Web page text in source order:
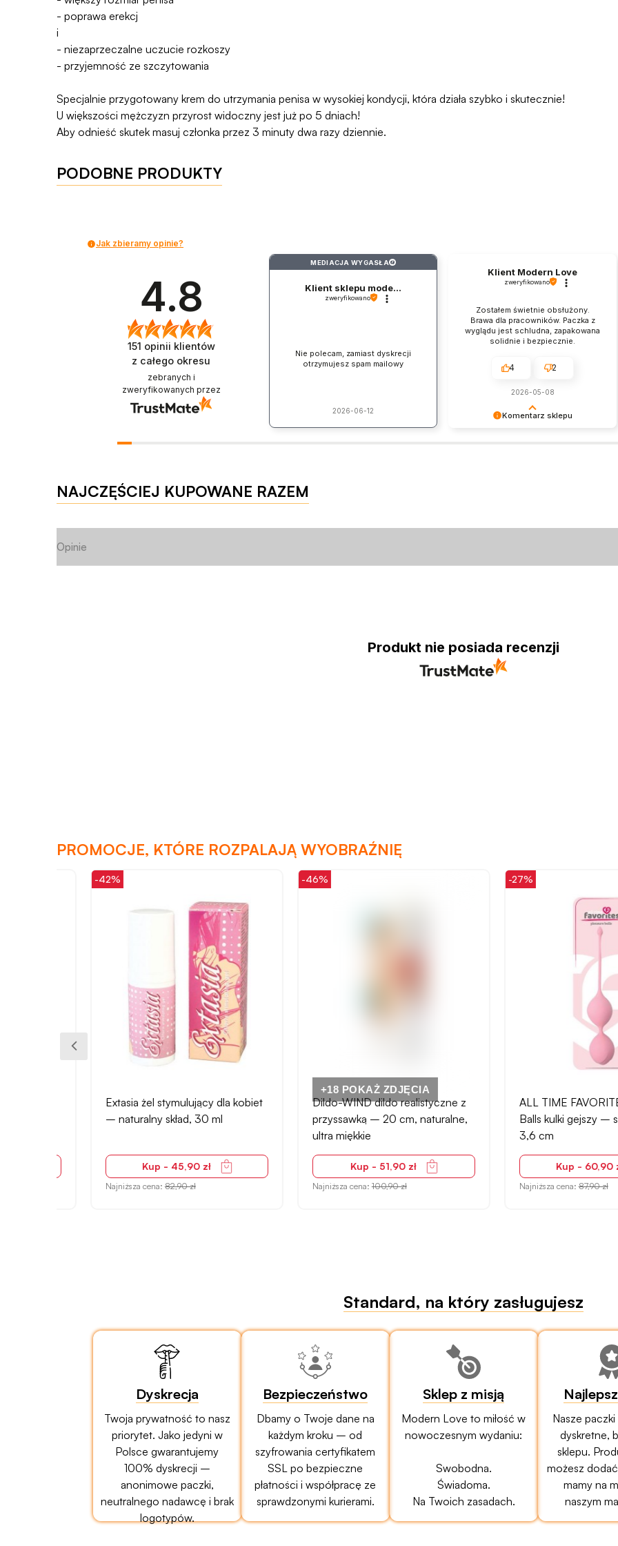
- poprawa erekcj
i
- niezaprzeczalne uczucie rozkoszy
- przyjemność ze szczytowania
Specjalnie przygotowany krem do utrzymania penisa w wysokiej kondycji, która działa szybko i skutecznie!
U większości mężczyzn przyrost widoczny jest już po 5 dniach!
Aby odnieść skutek masuj członka przez 3 minuty dwa razy dziennie.
PODOBNE PRODUKTY
Jak zbieramy opinie?
4.8
151 opinii klientów
z całego okresu
zebranych i
zweryfikowanych przez
MEDIACJA WYGASŁA ?
Klient sklepu mode...
zweryfikowano
Nie polecam, zamiast dyskrecji
otrzymujesz spam mailowy
2026-06-12 Komentarz sklepu
Klient Modern Love
zweryfikowano
Zostałem świetnie obsłużony.
Brawa dla pracowników. Paczka z
wyglądu jest schludna, zapakowana
solidnie i bezpiecznie.
4 2
2026-05-08
NAJCZĘŚCIEJ KUPOWANE RAZEM
Opinie
Produkt nie posiada recenzji
PROMOCJE, KTÓRE ROZPALAJĄ WYOBRAŹNIĘ
Extasia żel stymulujący dla kobiet
– naturalny skład, 30 ml
Kup - 45,90 zł
Najniższa cena:82,90 zł
+18 POKAŻ ZDJĘCIA
Dildo-WIND dildo realistyczne z
przyssawką – 20 cm, naturalne,
ultra miękkie
Kup - 51,90 zł
Najniższa cena:100,90 zł
ALL TIME FAVORITES
Balls kulki gejszy –
Kup - 60,90 zł
Najniższa cena:87,90 zł
Standard, na który zasługujesz
Dyskrecja
Twoja prywatność to nasz
priorytet. Jako jedyni w
Polsce gwarantujemy
100% dyskrecji –
anonimowe paczki,
neutralnego nadawcę i brak
logotypów.
Bezpieczeństwo
Dbamy o Twoje dane na
każdym kroku – od
szyfrowania certyfikatem
SSL po bezpieczne
płatności i współpracę ze
sprawdzonymi kurierami.
Sklep z misją
Modern Love to miłość w
nowoczesnym wydaniu:
Swobodna.
Świadoma.
Na Twoich zasadach.
Nasze
dyskretne,
sklepu.
możesz
mamy na
naszym